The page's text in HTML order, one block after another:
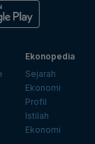
Ekonopedia
Sejarah
Ekonomi
Profil
Istilah
Ekonomi